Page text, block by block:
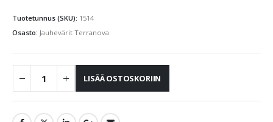
Tuotetunnus (SKU): 1514
Osasto: Jauhevärit Terranova
LISÄÄ OSTOSKORIIN